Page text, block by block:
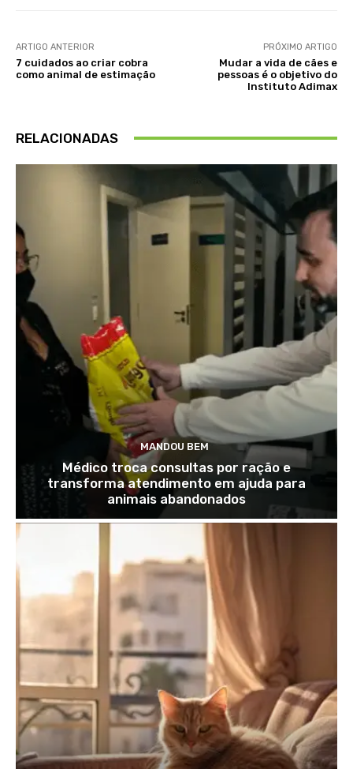
ARTIGO ANTERIOR
7 cuidados ao criar cobra
como animal de estimação
PRÓXIMO ARTIGO
Mudar a vida de cães e
pessoas é o objetivo do
Instituto Adimax
RELACIONADAS
MANDOU BEM
Médico troca consultas por ração e
transforma atendimento em ajuda para
animais abandonados